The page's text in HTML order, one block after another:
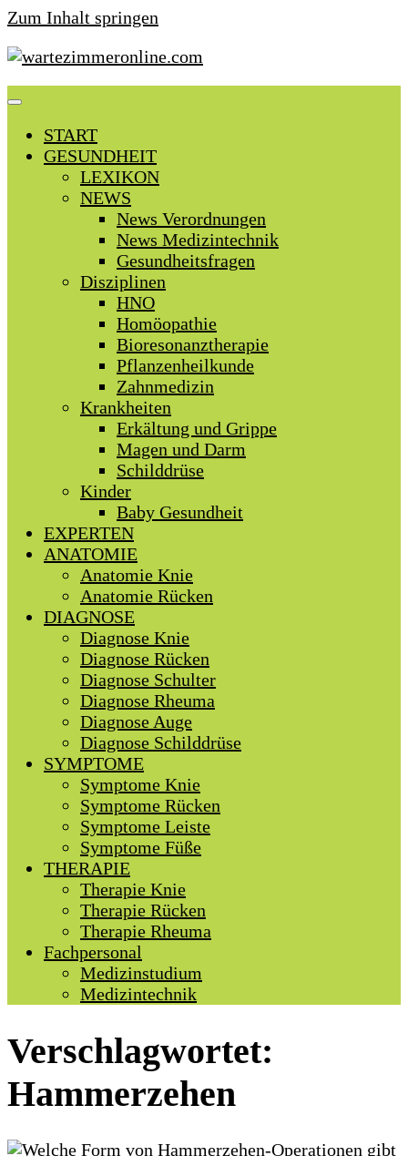
Zum Inhalt springen
START
GESUNDHEIT
LEXIKON
NEWS
News Verordnungen
News Medizintechnik
Gesundheitsfragen
Disziplinen
HNO
Homöopathie
Bioresonanztherapie
Pflanzenheilkunde
Zahnmedizin
Krankheiten
Erkältung und Grippe
Magen und Darm
Schilddrüse
Kinder
Baby Gesundheit
EXPERTEN
ANATOMIE
Anatomie Knie
Anatomie Rücken
DIAGNOSE
Diagnose Knie
Diagnose Rücken
Diagnose Schulter
Diagnose Rheuma
Diagnose Auge
Diagnose Schilddrüse
SYMPTOME
Symptome Knie
Symptome Rücken
Symptome Leiste
Symptome Füße
THERAPIE
Therapie Knie
Therapie Rücken
Therapie Rheuma
Fachpersonal
Medizinstudium
Medizintechnik
Verschlagwortet:
Hammerzehen